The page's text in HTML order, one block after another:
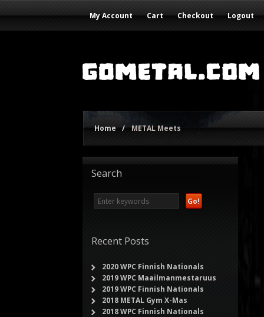
My Account Cart Checkout Logout
Home / METAL Meets
Search
Recent Posts
2020 WPC Finnish Nationals
2019 WPC Maailmanmestaruus
2019 WPC Finnish Nationals
2018 METAL Gym X-Mas
2018 WPC Finnish Nationals